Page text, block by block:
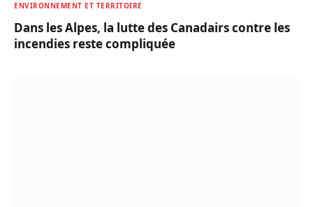
ENVIRONNEMENT ET TERRITOIRE
Dans les Alpes, la lutte des Canadairs contre les
incendies reste compliquée